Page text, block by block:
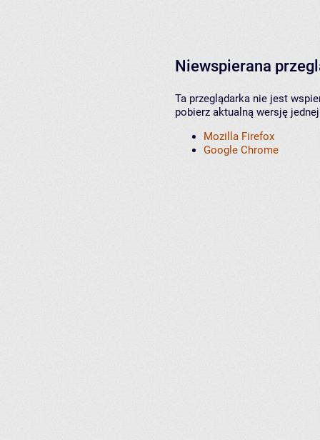
Niewspierana
Ta przeglądarka nie jest
pobierz aktualną wersję
Mozilla Firefox
Google Chrome